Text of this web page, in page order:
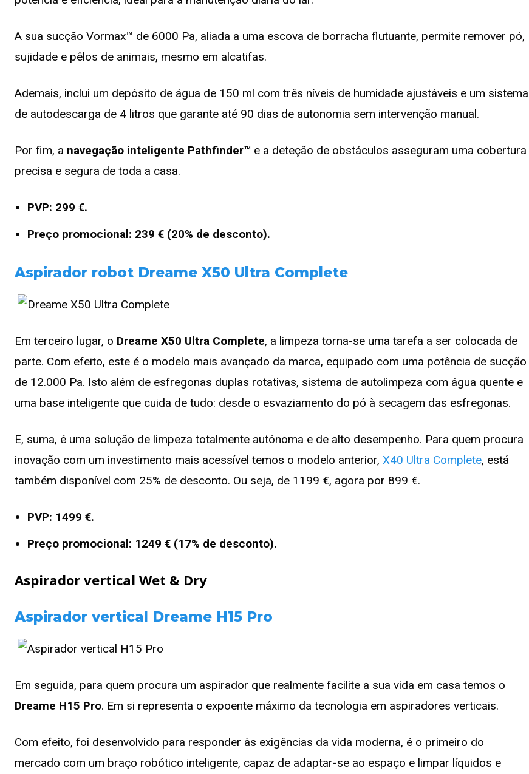
A sua sucção Vormax™ de 6000 Pa, aliada a uma escova de borracha flutuante, permite remover pó,
sujidade e pêlos de animais, mesmo em alcatifas.
Ademais, inclui um depósito de água de 150 ml com três níveis de humidade ajustáveis e um sistema
de autodescarga de 4 litros que garante até 90 dias de autonomia sem intervenção manual.
Por fim, a navegação inteligente Pathfinder™ e a deteção de obstáculos asseguram uma cobertura
precisa e segura de toda a casa.
PVP: 299 €.
Preço promocional: 239 € (20% de desconto).
Aspirador robot Dreame X50 Ultra Complete
Em terceiro lugar, o Dreame X50 Ultra Complete, a limpeza torna-se uma tarefa a ser colocada de
parte. Com efeito, este é o modelo mais avançado da marca, equipado com uma potência de sucção
de 12.000 Pa. Isto além de esfregonas duplas rotativas, sistema de autolimpeza com água quente e
uma base inteligente que cuida de tudo: desde o esvaziamento do pó à secagem das esfregonas.
E, suma, é uma solução de limpeza totalmente autónoma e de alto desempenho. Para quem procura
inovação com um investimento mais acessível temos o modelo anterior, X40 Ultra Complete, está
também disponível com 25% de desconto. Ou seja, de 1199 €, agora por 899 €.
PVP: 1499 €.
Preço promocional: 1249 € (17% de desconto).
Aspirador vertical Wet & Dry
Aspirador vertical Dreame H15 Pro
Em seguida, para quem procura um aspirador que realmente facilite a sua vida em casa temos o
Dreame H15 Pro. Em si representa o expoente máximo da tecnologia em aspiradores verticais.
Com efeito, foi desenvolvido para responder às exigências da vida moderna, é o primeiro do
mercado com um braço robótico inteligente, capaz de adaptar-se ao espaço e limpar líquidos e